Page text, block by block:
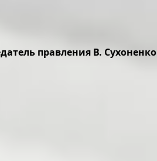
правления В. Сухоненко